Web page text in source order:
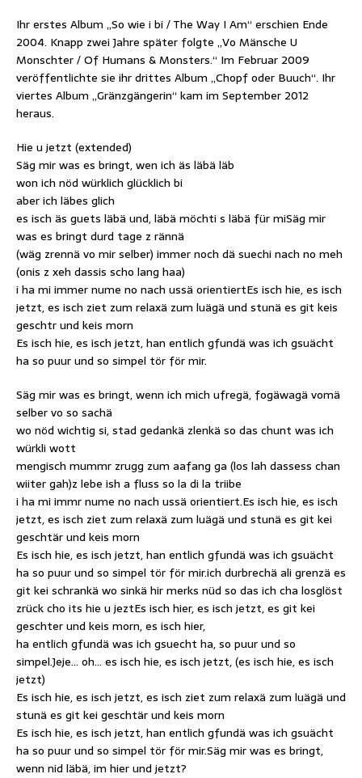
Ihr erstes Album „So wie i bi / The Way I Am“ erschien Ende
2004. Knapp zwei Jahre später folgte „Vo Mänsche U
Monschter / Of Humans & Monsters.“ Im Februar 2009
veröffentlichte sie ihr drittes Album „Chopf oder Buuch“. Ihr
viertes Album „Gränzgängerin“ kam im September 2012
heraus.
Hie u jetzt (extended)
Säg mir was es bringt, wen ich äs läbä läb
won ich nöd würklich glücklich bi
aber ich läbes glich
es isch äs guets läbä und, läbä möchti s läbä für miSäg mir
was es bringt durd tage z rännä
(wäg zrennä vo mir selber) immer noch dä suechi nach no meh
(onis z xeh dassis scho lang haa)
i ha mi immer nume no nach ussä orientiertEs isch hie, es isch
jetzt, es isch ziet zum relaxä zum luägä und stunä es git keis
geschtr und keis morn
Es isch hie, es isch jetzt, han entlich gfundä was ich gsuächt
ha so puur und so simpel tör för mir.
Säg mir was es bringt, wenn ich mich ufregä, fogäwagä vomä
selber vo so sachä
wo nöd wichtig si, stad gedankä zlenkä so das chunt was ich
würkli wott
mengisch mummr zrugg zum aafang ga (los lah dassess chan
wiiter gah)z lebe ish a fluss so la di la triibe
i ha mi immr nume no nach ussä orientiert.Es isch hie, es isch
jetzt, es isch ziet zum relaxä zum luägä und stunä es git kei
geschtär und keis morn
Es isch hie, es isch jetzt, han entlich gfundä was ich gsuächt
ha so puur und so simpel tör för mir.ich durbrechä ali grenzä es
git kei schrankä wo sinkä hir merks nüd so das ich cha losglöst
zrück cho its hie u jeztEs isch hier, es isch jetzt, es git kei
geschter und keis morn, es isch hier,
ha entlich gfundä was ich gsuecht ha, so puur und so
simpel.Jeje… oh… es isch hie, es isch jetzt, (es isch hie, es isch
jetzt)
Es isch hie, es isch jetzt, es isch ziet zum relaxä zum luägä und
stunä es git kei geschtär und keis morn
Es isch hie, es isch jetzt, han entlich gfundä was ich gsuächt
ha so puur und so simpel tör för mir.Säg mir was es bringt,
wenn nid läbä, im hier und jetzt?